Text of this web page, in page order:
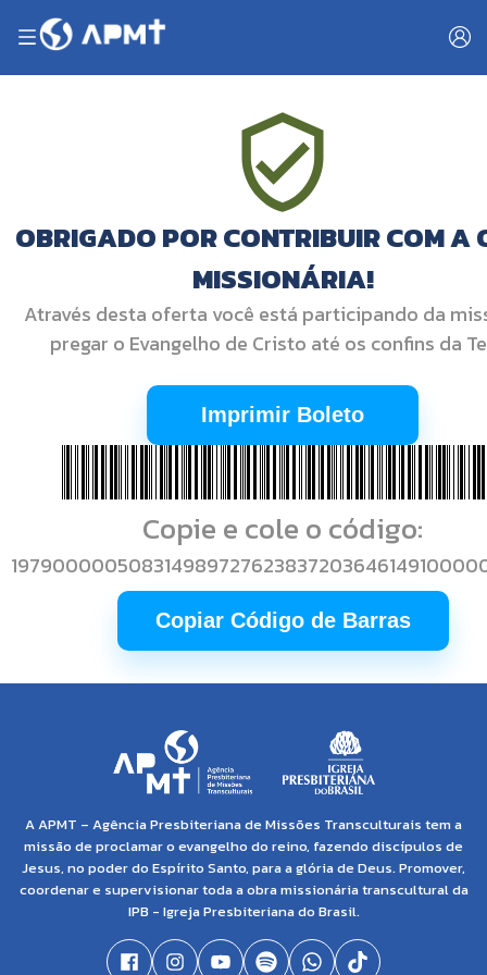
OBRIGADO POR CONTRIBUIR COM A
MISSIONÁRIA!
Através desta oferta você está participando da
pregar o Evangelho de Cristo até os confins da
Imprimir Boleto
Copie e cole o código:
Copiar Código de Barras
A APMT – Agência Presbiteriana de Missões Transculturais tem a
missão de proclamar o evangelho do reino, fazendo discípulos de
Jesus, no poder do Espírito Santo, para a glória de Deus. Promover,
coordenar e supervisionar toda a obra missionária transcultural da
IPB - Igreja Presbiteriana do Brasil.